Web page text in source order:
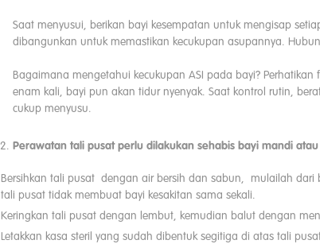
Saat menyusui, berikan bayi kesempatan untuk mengisap
dibangunkan untuk memastikan kecukupan asupannya.
Bagaimana mengetahui kecukupan ASI pada bayi?
enam kali, bayi pun akan tidur nyenyak. Saat kontrol rutin,
cukup menyusu.
Perawatan tali pusat perlu dilakukan sehabis bayi mandi
Bersihkan tali pusat dengan air bersih dan sabun, mulailah
tali pusat tidak membuat bayi kesakitan sama sekali.
Keringkan tali pusat dengan lembut, kemudian balut dengan
Letakkan kasa steril yang sudah dibentuk segitiga di atas tali